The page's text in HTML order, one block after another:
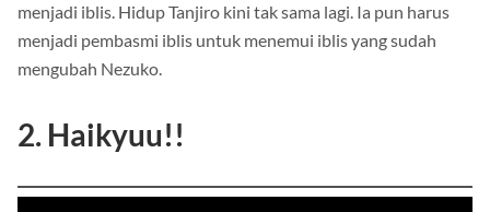
menjadi iblis. Hidup Tanjiro kini tak sama lagi. Ia pun harus
menjadi pembasmi iblis untuk menemui iblis yang sudah
mengubah Nezuko.
2. Haikyuu!!